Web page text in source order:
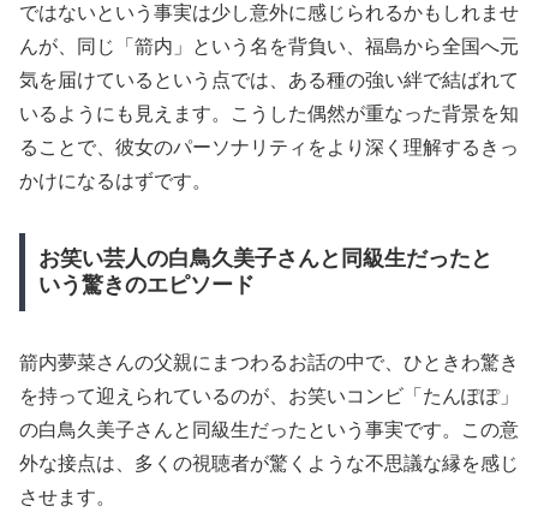
ではないという事実は少し意外に感じられるかもしれませ
んが、同じ「箭内」という名を背負い、福島から全国へ元
気を届けているという点では、ある種の強い絆で結ばれて
いるようにも見えます。こうした偶然が重なった背景を知
ることで、彼女のパーソナリティをより深く理解するきっ
かけになるはずです。
お笑い芸人の白鳥久美子さんと同級生だったと
いう驚きのエピソード
箭内夢菜さんの父親にまつわるお話の中で、ひときわ驚き
を持って迎えられているのが、お笑いコンビ「たんぽぽ」
の白鳥久美子さんと同級生だったという事実です。この意
外な接点は、多くの視聴者が驚くような不思議な縁を感じ
させます。